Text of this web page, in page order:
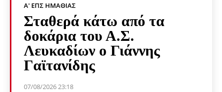
Α' ΕΠΣ ΗΜΑΘΊΑΣ
Σταθερά κάτω από τα
δοκάρια του Α.Σ.
Λευκαδίων ο Γιάννης
Γαϊτανίδης
07/08/2026 23:18